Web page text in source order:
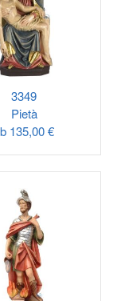
3349
Pietà
135,00 €